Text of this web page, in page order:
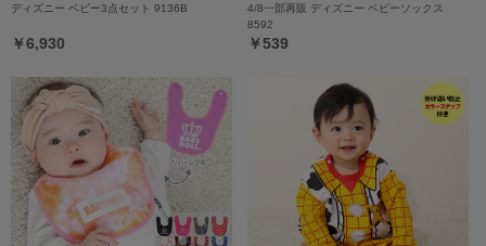
ディズニー ベビー3点セット 9136B
￥6,930
4/8一部再販 ディズニー ベビーソックス
8592
￥539